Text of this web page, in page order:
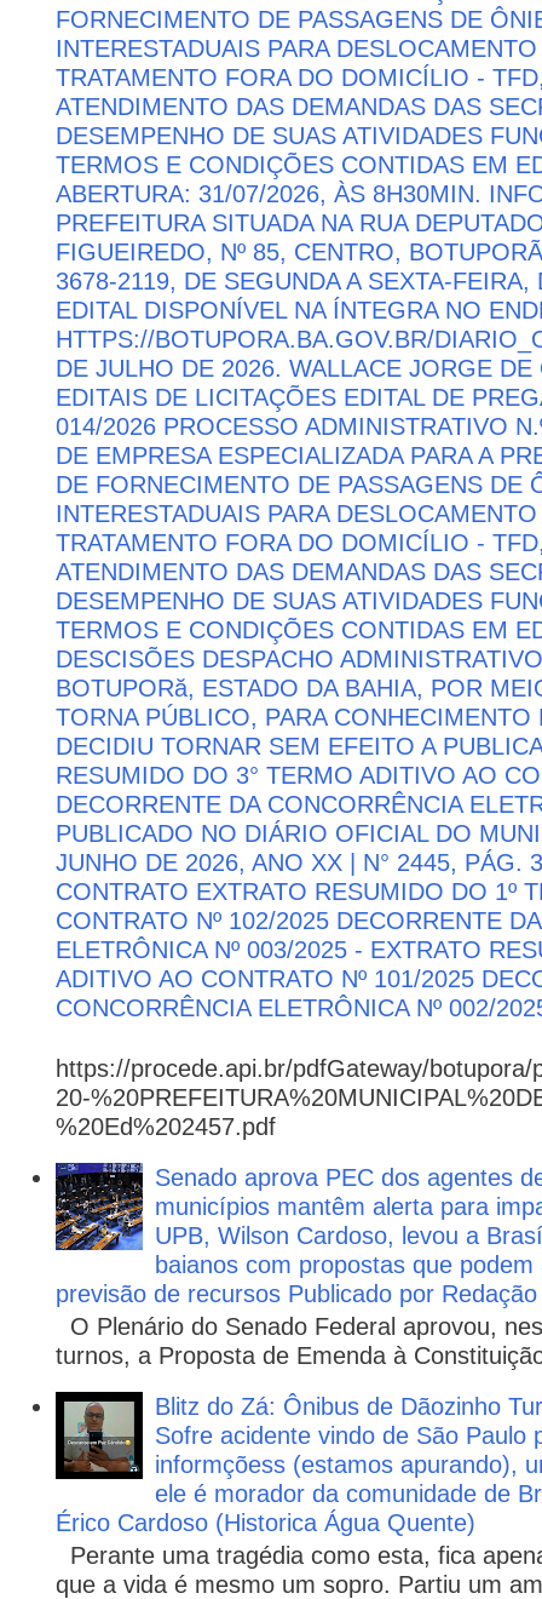
FORNECIMENTO DE PASSAGENS DE
INTERESTADUAIS PARA
TRATAMENTO FORA DO DOMICÍLIO -
ATENDIMENTO DAS DEMANDAS DAS
DESEMPENHO DE SUAS ATIVIDADES
TERMOS E CONDIÇÕES CONTIDAS EM
ABERTURA: 31/07/2026, ÀS 8H30MIN.
PREFEITURA SITUADA NA RUA
FIGUEIREDO, Nº 85, CENTRO,
3678-2119, DE SEGUNDA A SEXTA-
EDITAL DISPONÍVEL NA ÍNTEGRA NO
HTTPS://BOTUPORA.BA.GOV.BR/
DE JULHO DE 2026. WALLACE JORGE
EDITAIS DE LICITAÇÕES EDITAL DE
014/2026 PROCESSO ADMINISTRATIVO
DE EMPRESA ESPECIALIZADA PARA A
DE FORNECIMENTO DE PASSAGENS DE
INTERESTADUAIS PARA
TRATAMENTO FORA DO DOMICÍLIO -
ATENDIMENTO DAS DEMANDAS DAS
DESEMPENHO DE SUAS ATIVIDADES
TERMOS E CONDIÇÕES CONTIDAS EM
DESCISÕES DESPACHO
BOTUPORă, ESTADO DA BAHIA, POR
TORNA PÚBLICO, PARA
DECIDIU TORNAR SEM EFEITO A
RESUMIDO DO 3° TERMO ADITIVO AO
DECORRENTE DA CONCORRÊNCIA
PUBLICADO NO DIÁRIO OFICIAL DO
JUNHO DE 2026, ANO XX | N° 2445, PÁG.
CONTRATO EXTRATO RESUMIDO DO 1º
CONTRATO Nº 102/2025 DECORRENTE
ELETRÔNICA Nº 003/2025 - EXTRATO
ADITIVO AO CONTRATO Nº 101/2025
CONCORRÊNCIA ELETRÔNICA Nº 002/
https://procede.api.br/pdfGateway/
20-
%20Ed%202457.pdf
Senado aprova PEC dos agentes
municípios mantêm alerta para
UPB, Wilson Cardoso, levou a
baianos com propostas que
previsão de recursos Publicado por
O Plenário do Senado Federal aprovou,
turnos, a Proposta de Emenda à
Blitz do Zá: Ônibus de Dãozinho
Sofre acidente vindo de São Paulo
informçõess (estamos apurando),
ele é morador da comunidade de
Érico Cardoso (Historica Água Quente)
Perante uma tragédia como esta, fica
que a vida é mesmo um sopro. Partiu um